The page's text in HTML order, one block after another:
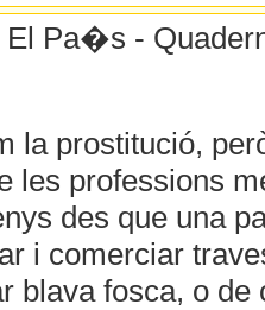
El Pa�s -
la prostitució,
les professions
des que una
i comerciar
blava fosca, o de